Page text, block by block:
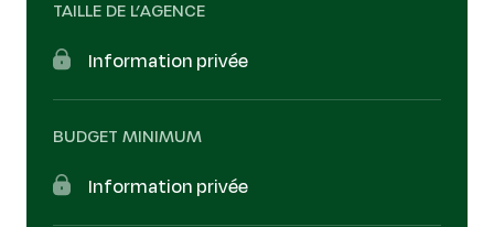
TAILLE DE L’AGENCE
Information privée
BUDGET MINIMUM
Information privée